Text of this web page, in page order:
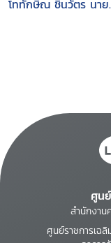
โททักษิณ ชินวัตร นา
ศูน
สำนักงาน
ศูนย์ราชการเฉ